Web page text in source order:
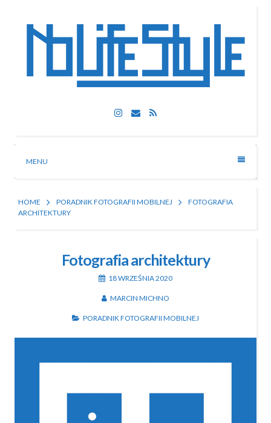
Nolife Style
Technologia, fotografia, rozrywka
Instagram
EmailRSS
MENU
HOME PORADNIK FOTOGRAFII MOBILNEJ
FOTOGRAFIA
ARCHITEKTURY
Fotografia architektury
18 WRZEŚNIA 2020
MARCIN MICHNO
PORADNIK FOTOGRAFII MOBILNEJ